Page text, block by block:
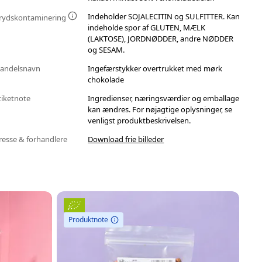
Indeholder SOJALECITIN og SULFITTER. Kan
indeholde spor af GLUTEN, MÆLK
(LAKTOSE), JORDNØDDER, andre NØDDER
og SESAM.
Ingefærstykker overtrukket med mørk
chokolade
Ingredienser, næringsværdier og emballage
kan ændres. For nøjagtige oplysninger, se
venligst produktbeskrivelsen.
& forhandlere
Download frie billeder
Produktnote